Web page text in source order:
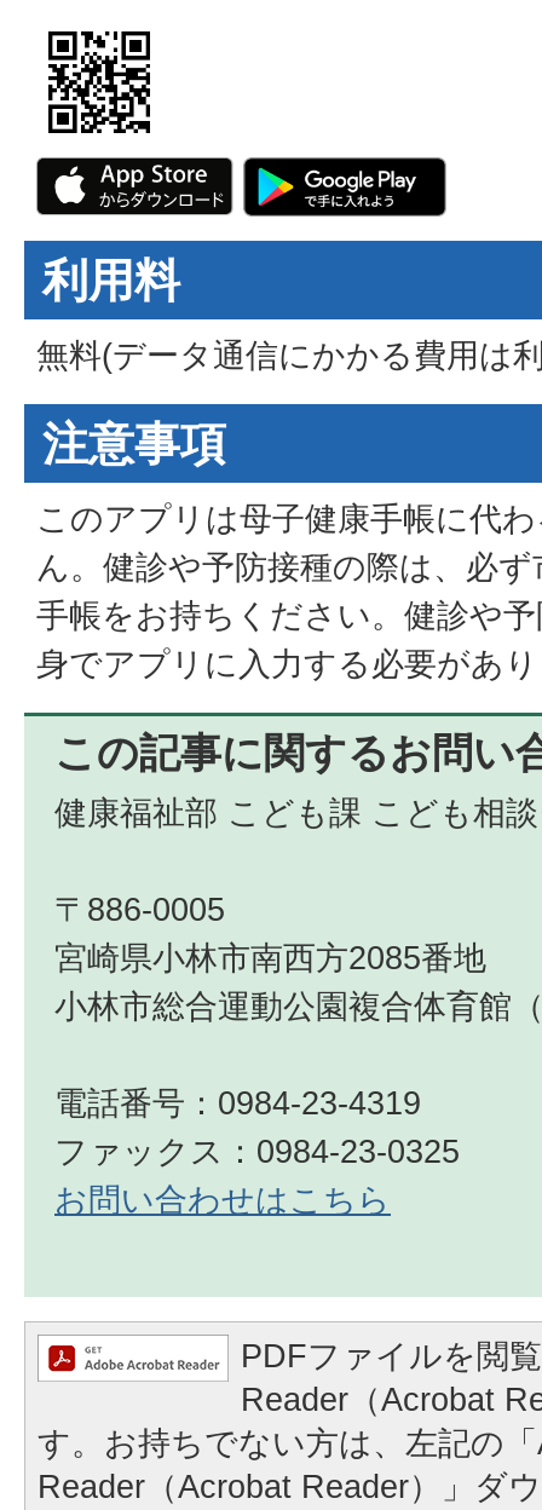
利用料
無料(データ通信にかかる費用は
注意事項
このアプリは母子健康手帳に代
ん。健診や予防接種の際は、必
手帳をお持ちください。健診や
身でアプリに入力する必要があ
この記事に関するお問い
健康福祉部 こども課 こども相
〒886-0005
宮崎県小林市南西方2085番地
小林市総合運動公園複合体育館
電話番号：0984-23-4319
ファックス：0984-23-0325
お問い合わせはこちら
PDFファイルを閲
Reader（Acrobat
す。お持ちでない方は、左記の
Reader（Acrobat Reader）」ダ